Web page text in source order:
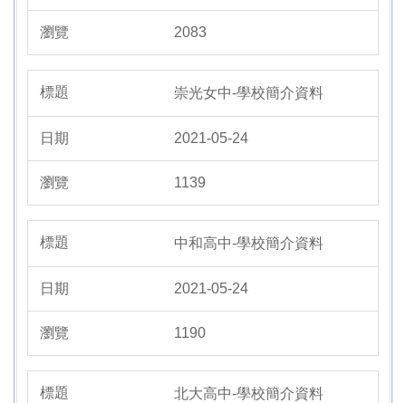
2083
崇光女中-學校簡介資料
2021-05-24
1139
中和高中-學校簡介資料
2021-05-24
1190
北大高中-學校簡介資料